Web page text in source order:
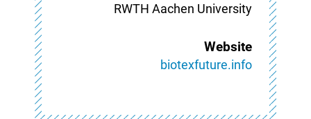
RWTH Aachen University
Website
biotexfuture.info